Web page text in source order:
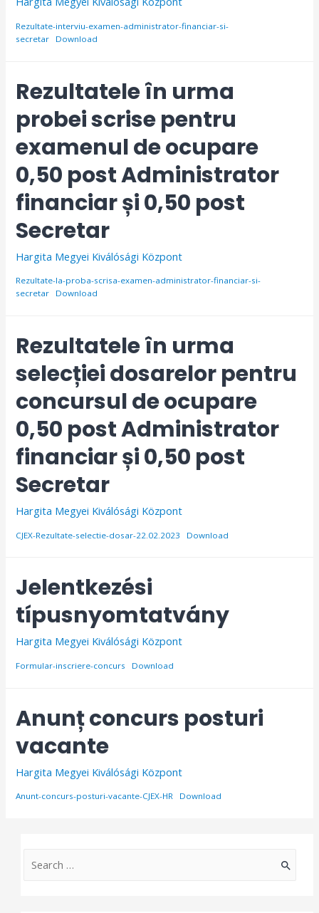
Rezultate-interviu-examen-administrator-financiar-si-
secretar
Download
Rezultatele în urma
probei scrise pentru
examenul de ocupare
0,50 post Administrator
financiar și 0,50 post
Secretar
Hargita Megyei Kiválósági Központ
Rezultate-la-proba-scrisa-examen-administrator-financiar-si-
secretar
Download
Rezultatele în urma
selecției dosarelor pentru
concursul de ocupare
0,50 post Administrator
financiar și 0,50 post
Secretar
Hargita Megyei Kiválósági Központ
CJEX-Rezultate-selectie-dosar-22.02.2023 Download
Jelentkezési
típusnyomtatvány
Hargita Megyei Kiválósági Központ
Formular-inscriere-concurs Download
Anunț concurs posturi
vacante
Hargita Megyei Kiválósági Központ
Anunt-concurs-posturi-vacante-CJEX-HR Download
S